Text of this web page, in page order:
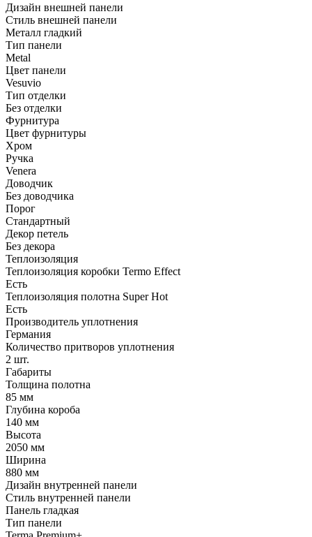
Дизайн внешней панели
Стиль внешней панели
Металл гладкий
Тип панели
Metal
Цвет панели
Vesuvio
Тип отделки
Без отделки
Фурнитура
Цвет фурнитуры
Хром
Ручка
Venera
Доводчик
Без доводчика
Порог
Стандартный
Декор петель
Без декора
Теплоизоляция
Теплоизоляция коробки Termo Effect
Есть
Теплоизоляция полотна Super Нot
Есть
Производитель уплотнения
Германия
Количество притворов уплотнения
2 шт.
Габариты
Толщина полотна
85 мм
Глубина короба
140 мм
Высота
2050 мм
Ширина
880 мм
Дизайн внутренней панели
Стиль внутренней панели
Панель гладкая
Тип панели